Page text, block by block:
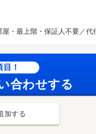
・最上階・保証人不要／
！
合わせする
加する